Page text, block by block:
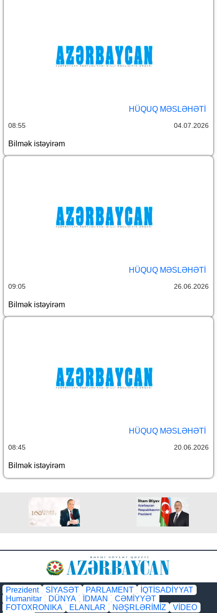
HÜQUQ MƏSLƏHƏTI
08:55 04.07.2026
Bilmək istəyirəm
HÜQUQ MƏSLƏHƏTI
09:05 26.06.2026
Bilmək istəyirəm
HÜQUQ MƏSLƏHƏTI
08:45 20.06.2026
Bilmək istəyirəm
Prezident SİYASƏT PARLAMENT
İQTİSADİYYAT
Humanitar
DÜNYA İDMAN
CƏMİYYƏT
FOTOXRONIKA
ELANLAR NƏŞRLƏRİMİZ
VİDEO